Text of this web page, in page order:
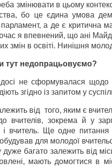
змінювати в цьому
бо це єдина умова
а де є критична
я впевнений, що ані
змін в освіті. Нинішня
тут недопрацьовуємо?
не сформувалася щодо
згідно із запитом у
від того, яким є
вчителів, зокрема й у
і вчитель. Ще одне
для молодої
багато залежить від
мають домогтися в